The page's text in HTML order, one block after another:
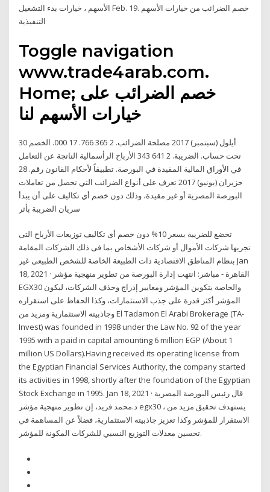
الأسهم ، خيارات بدء التشغيل Feb. 19. خصم الضرائب من خيارات الأسهم
التنفيذية
Toggle navigation
www.trade4arab.com.
Home; خصم الضرائب على
خيارات الأسهم لنا
30 أيلول (سبتمبر) 2017 ﻣﺼﻠﺤﺔ ﺍﻟﻀﺮﺍﺋﺐ. 2 365 766. 17 000. ﺍﻟﺨﺼﻢ
ﺗﺤﺖ ﺣﺴﺎﺏ. ﺍﻟﻀﺮﻳﺒﺔ. 2 641 343 ﺍﻷﺭﺑﺎﺡ ﺍﻟﺮﺃﺳﻤﺎﻟﻴﺔ ﺍﻟﻨﺎﺗﺠﺔ ﻋﻦ ﺍﻟﺘﻌﺎﻣﻞ
ﻓﻲ ﺍﻷﻭﺭﺍﻕ ﺍﻟﻤﺎﻟﻴﺔ ﺍﻟﻤﻘﻴﺪﺓ ﻓﻲ ﺍﻟﺒﻮﺭﺻﺔ. ﺗﻄﺒﻴﻘﺎً ﻷﺣﻜﺎﻡ ﺍﻟﻘﺎﻧﻮﻥ ﺭﻗﻢ. 28
حزيران (يونيو) 2017 تعرف على أنواع الضرائب التي تحصل من تعاملات
البورصة المصرية أو غير مقيدة، وذلك دون خصم أي تكاليف على أن يبدأ
تخضع للضريبة بسعر 10% دون خصم أى تكاليف توزيعات الأرباح التى
تجريها شركات الأموال أو شركات الأشخاص بما فى ذلك الشركات المقامة
بنظام المناطق الاقتصادية ذات الطبيعة الخاصة للشخص الطبيعى غير Jan
18, 2021 · القاهرة - مباشر: انتهت إدارة البورصة من تطوير منهجية مؤشر
EGX30 والخاصة بتكوين المؤشر ومعايير إدراج وحذف الشركات، ليكون
المؤشر أكثر قدرة على جذب الاستثمارات، وكذا الحفاظ على استقراره
وجاذبيته الاستثمارية ومزيد من El Tadamon El Arabi Brokerage (TA-
Invest) was founded in 1998 under the Law No. 92 of the year
1995 with a paid in capital amounting 6 million EGP (About 1
million US Dollars).Having received its operating license from
the Egyptian Financial Services Authority, the company started
its activities in 1998, shortly after the foundation of the Egyptian
Stock Exchange in 1995. Jan 18, 2021 · قال رئيس البورصة المصرية
د.محمد فريد، إن تطوير منهجية مؤشر egx30 ، يستهدف تحقيق مزيد من
الاستقرار للمؤشر وكذا تعزيز جاذبيته الاستثمارية، فضلاً عن المساهمة في
تحسين معدلات التوزيع النسبي للشركات المكونة للمؤشر.